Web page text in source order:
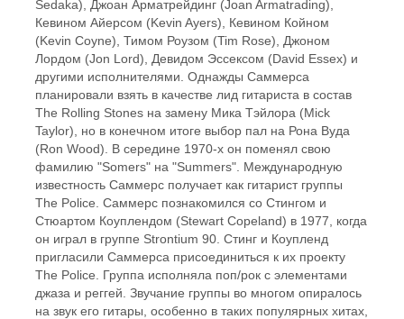
Sedaka), Джоан Арматрейдинг (Joan Armatrading),
Кевином Айерсом (Kevin Ayers), Кевином Койном
(Kevin Coyne), Тимом Роузом (Tim Rose), Джоном
Лордом (Jon Lord), Девидом Эссексом (David Essex) и
другими исполнителями. Однажды Саммерса
планировали взять в качестве лид гитариста в состав
The Rolling Stones на замену Мика Тэйлора (Mick
Taylor), но в конечном итоге выбор пал на Рона Вуда
(Ron Wood). В середине 1970-х он поменял свою
фамилию "Somers" на "Summers". Международную
известность Саммерс получает как гитарист группы
The Police. Саммерс познакомился со Стингом и
Стюартом Коуплендом (Stewart Copeland) в 1977, когда
он играл в группе Strontium 90. Стинг и Коупленд
пригласили Саммерса присоединиться к их проекту
The Police. Группа исполняла поп/рок с элементами
джаза и реггей. Звучание группы во многом опиралось
на звук его гитары, особенно в таких популярных хитах,